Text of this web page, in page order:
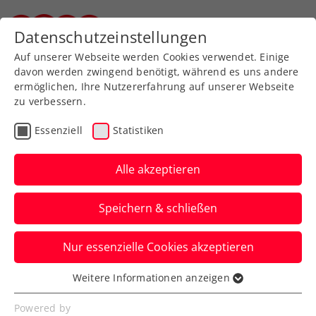
Zurück zur Newsübersicht
Turniere
Erste Bank Open:
Schwärzler bei Wien-
Debüt gegen Zverev
Dominic Thiem trifft indes bei seinem
großen ATP-Abschiedsauftritt zum Auftakt
auf Luciano Darderi.
Verfasst von: Presseaussendung / Redaktion, 19.10.2024
Datenschutzeinstellungen
Auf unserer Webseite werden Cookies verwendet. Einige
davon werden zwingend benötigt, während es uns andere
ermöglichen, Ihre Nutzererfahrung auf unserer Webseite
zu verbessern.
Essenziell Statistiken
Alle akzeptieren
Speichern & schließen
Nur essenzielle Cookies akzeptieren
Essenziell
Essenzielle Cookies werden für grundlegende
Weitere Informationen anzeigen
Powered by